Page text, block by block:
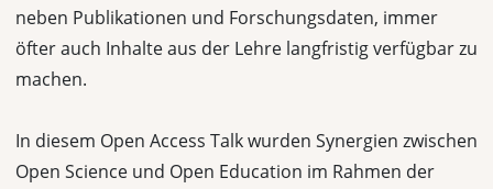
neben Publikationen und Forschungsdaten, immer
öfter auch Inhalte aus der Lehre langfristig verfügbar zu
machen.
In diesem Open Access Talk wurden Synergien zwischen
Open Science und Open Education im Rahmen der